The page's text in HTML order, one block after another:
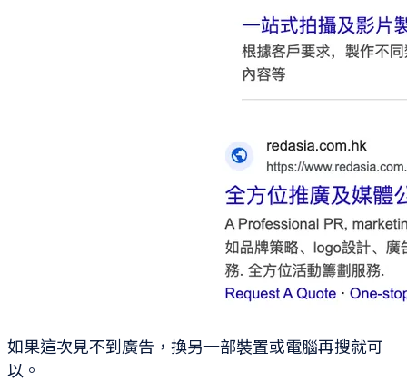
如果這次見不到廣告，換另一部裝置或電腦再搜就可
以。